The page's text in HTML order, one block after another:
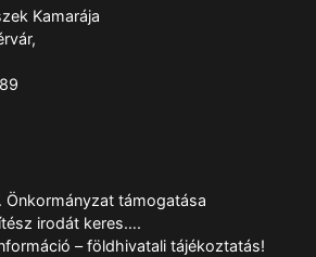
Kamarája
Önkormányzat támogatása
irodát keres….
– földhivatali tájékoztatás!